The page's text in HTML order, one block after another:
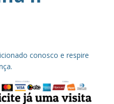
conosco e respire